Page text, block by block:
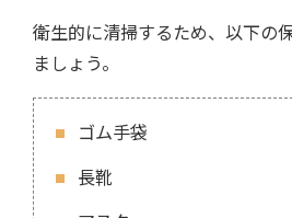
衛生的に清掃するため、以下の
ましょう。
ゴム手袋
長靴